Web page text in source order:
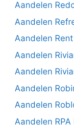
Aandelen
Aandelen
Aandelen
Aandelen
Aandelen
Aandelen
Aandelen
Aandelen RPA